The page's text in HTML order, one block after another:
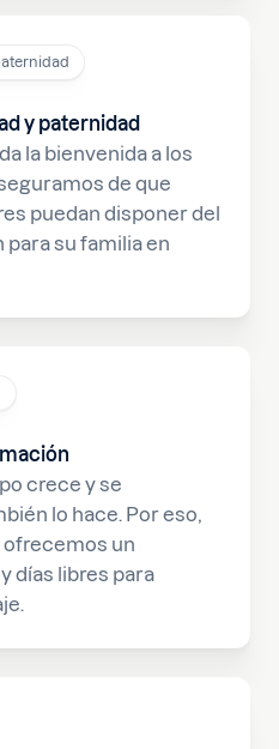
y paternidad
la bienvenida a los
de que
puedan disponer del
su familia en
crece y se
lo hace. Por eso,
ofrecemos un
días libres para